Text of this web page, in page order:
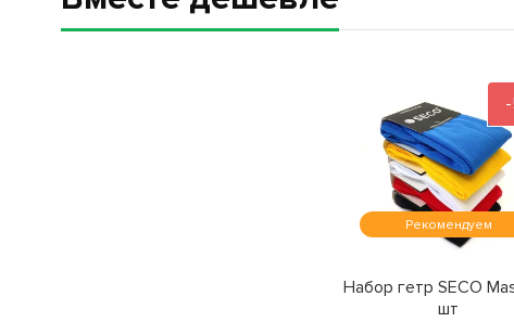
Рекомендуем
Набор гетр SECO
шт